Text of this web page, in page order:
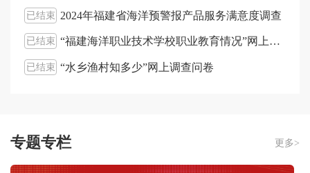
已结束 2024年福建省海洋预警报产品服务满意度调查
已结束 “福建海洋职业技术学校职业教育情况”网上调查问卷
已结束 “水乡渔村知多少”网上调查问卷
专题专栏 更多>